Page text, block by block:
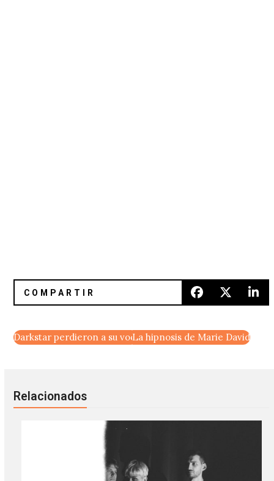
Darkstar perdieron a su vocalista, pero ganaron a Zomby
La hipnosis de Marie Davidson
Relacionados